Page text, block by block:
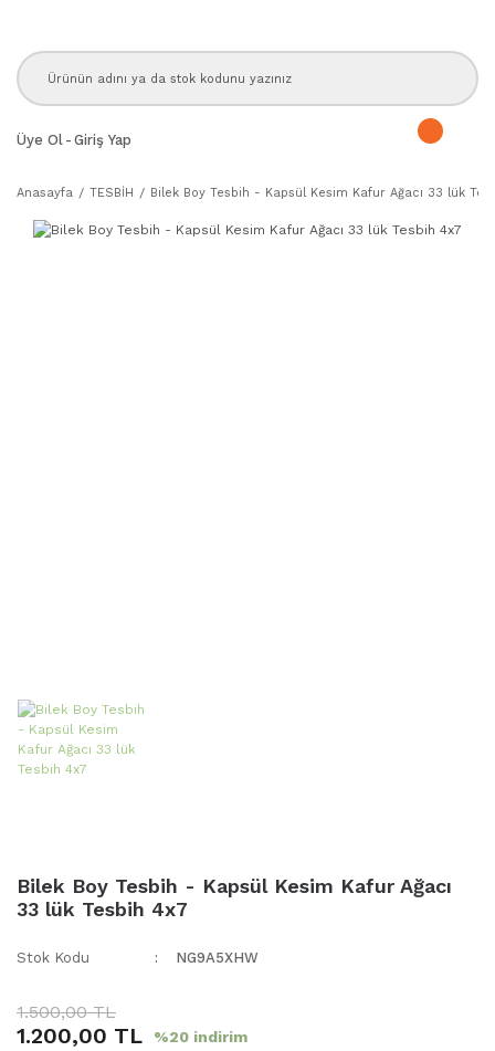
Üye Ol - Giriş Yap
Anasayfa TESBİH Bilek Boy Tesbih - Kapsül Kesim Kafur Ağacı 33 lük
Bilek Boy Tesbih - Kapsül Kesim Kafur Ağacı
33 lük Tesbih 4x7
Stok Kodu NG9A5XHW
1.500,00 TL
1.200,00 TL %20 indirim